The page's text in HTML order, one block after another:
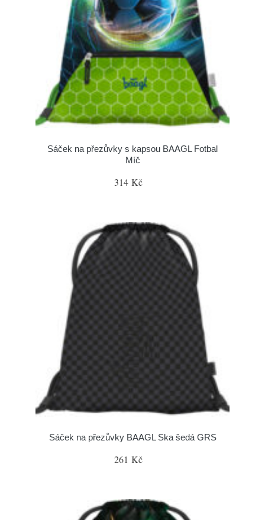
Sáček na přezůvky s kapsou BAAGL Fotbal
Míč
314 Kč
Sáček na přezůvky BAAGL Ska šedá GRS
261 Kč